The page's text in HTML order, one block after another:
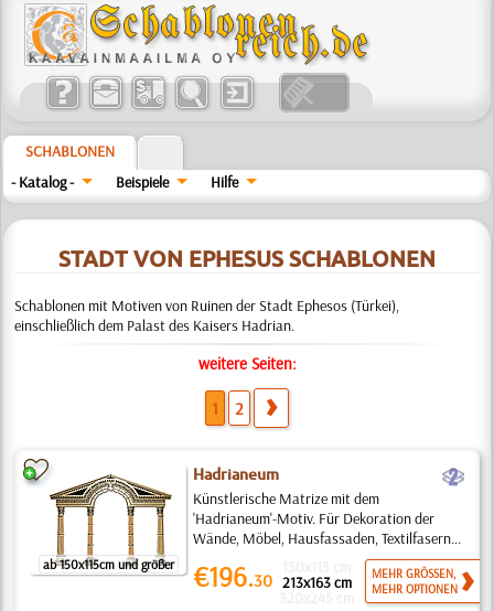
SCHABLONEN
- Katalog -
Beispiele Hilfe
STADT VON EPHESUS SCHABLONEN
Schablonen mit Motiven von Ruinen der Stadt Ephesos (Türkei),
einschließlich dem Palast des Kaisers Hadrian.
weitere Seiten:
1 2
ab 150x115cm und größer
Hadrianeum b
Künstlerische Matrize mit dem
'Hadrianeum'-Motiv. Für Dekoration der
Wände, Möbel, Hausfassaden, Textilfasern...
€196.30 213x163 cm
MEHR GRÖSSEN,
MEHR OPTIONEN